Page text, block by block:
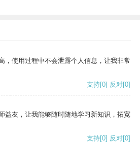
，使用过程中不会泄露个人信息，让我非常
支持[0] 反对[0]
益友，让我能够随时随地学习新知识，拓宽
支持[0] 反对[0]